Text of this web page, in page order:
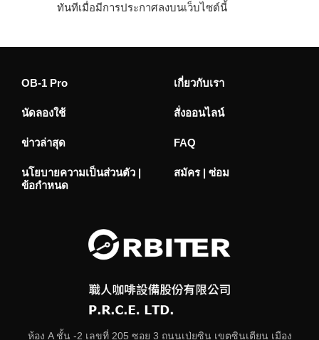
ทันทีเมื่อมีการประกาศลงบนเว็บไซต์นี้
OB-1 Pro เกี่ยวกับเรา
นัดลองใช้ สั่งออนไลน์
ข่าวล่าสุด FAQ
นโยบายความเป็นส่วนตัว |
ข้อกำหนด
สมัคร | ซ่อม
ห้อง A ชั้น -2 เลขที่ 205 ซอย 3 ถนนเป่ยซิน เขตซินเตียน เมือง